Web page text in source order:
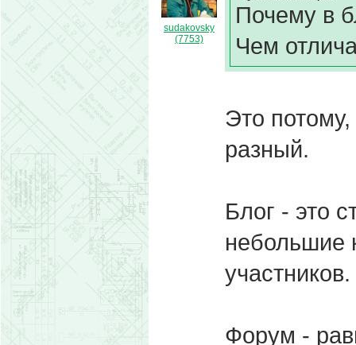
sudakovsky
(7753)
Почему в
Чем
Это
разный.
Блог - это
небольшие
участников.
Форум -